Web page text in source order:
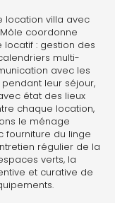
location villa avec
coordonne
locatif : gestion des
multi-
avec les
leur séjour,
état des lieux
chaque location,
le ménage
fourniture du linge
régulier de la
verts, la
et curative de